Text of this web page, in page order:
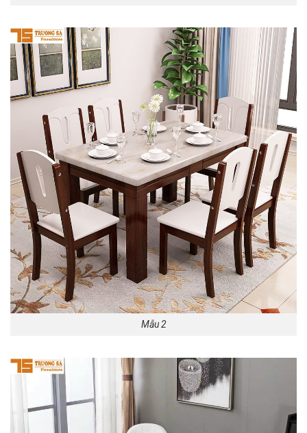
Mẫu 2